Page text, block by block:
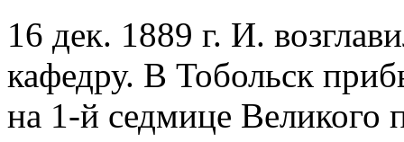
16 дек. 1889 г. И.
кафедру. В Тобольск
на 1-й седмице Великого